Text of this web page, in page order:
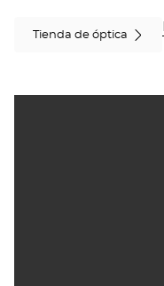
SUR-Tienda de óptica